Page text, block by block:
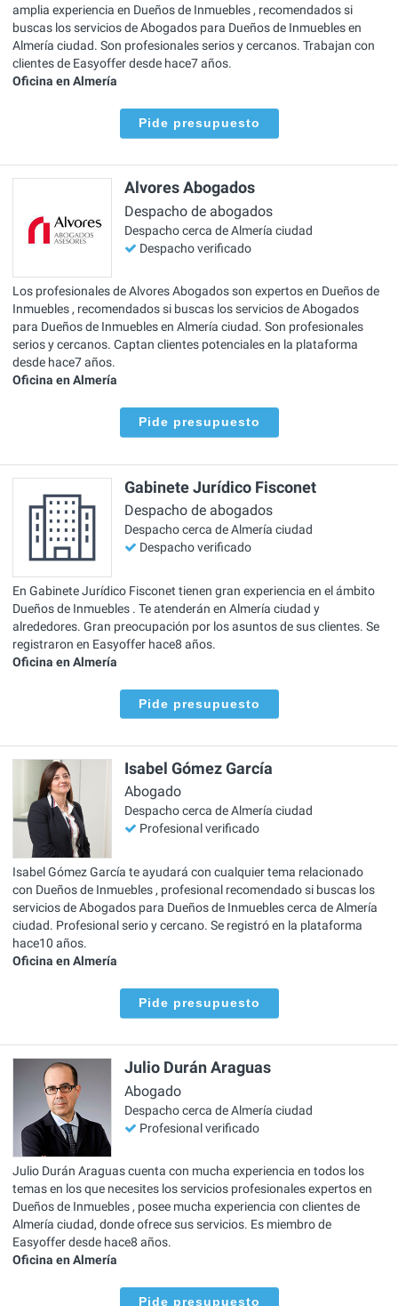
amplia experiencia en Dueños de Inmuebles , recomendados si
buscas los servicios de Abogados para Dueños de Inmuebles en
Almería ciudad. Son profesionales serios y cercanos. Trabajan con
clientes de Easyoffer desde hace7 años.
Oficina en Almería
Pide presupuesto
Alvores Abogados
Despacho de abogados
Despacho cerca de Almería ciudad
Despacho verificado
Los profesionales de Alvores Abogados son expertos en Dueños de
Inmuebles , recomendados si buscas los servicios de Abogados
para Dueños de Inmuebles en Almería ciudad. Son profesionales
serios y cercanos. Captan clientes potenciales en la plataforma
desde hace7 años.
Oficina en Almería
Pide presupuesto
Gabinete Jurídico Fisconet
Despacho de abogados
Despacho cerca de Almería ciudad
Despacho verificado
En Gabinete Jurídico Fisconet tienen gran experiencia en el ámbito
Dueños de Inmuebles . Te atenderán en Almería ciudad y
alrededores. Gran preocupación por los asuntos de sus clientes. Se
registraron en Easyoffer hace8 años.
Oficina en Almería
Pide presupuesto
Isabel Gómez García
Abogado
Despacho cerca de Almería ciudad
Profesional verificado
Isabel Gómez García te ayudará con cualquier tema relacionado
con Dueños de Inmuebles , profesional recomendado si buscas los
servicios de Abogados para Dueños de Inmuebles cerca de Almería
ciudad. Profesional serio y cercano. Se registró en la plataforma
hace10 años.
Oficina en Almería
Pide presupuesto
Julio Durán Araguas
Abogado
Despacho cerca de Almería ciudad
Profesional verificado
Julio Durán Araguas cuenta con mucha experiencia en todos los
temas en los que necesites los servicios profesionales expertos en
Dueños de Inmuebles , posee mucha experiencia con clientes de
Almería ciudad, donde ofrece sus servicios. Es miembro de
Easyoffer desde hace8 años.
Oficina en Almería
Pide presupuesto